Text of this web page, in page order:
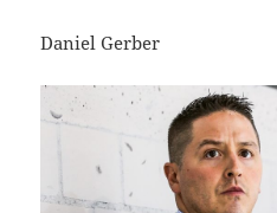
Daniel Gerber